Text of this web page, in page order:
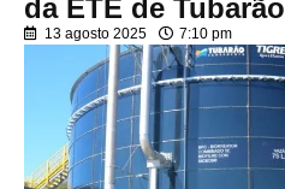
da ETE de Tubarão
13 agosto 2025 7:10 pm